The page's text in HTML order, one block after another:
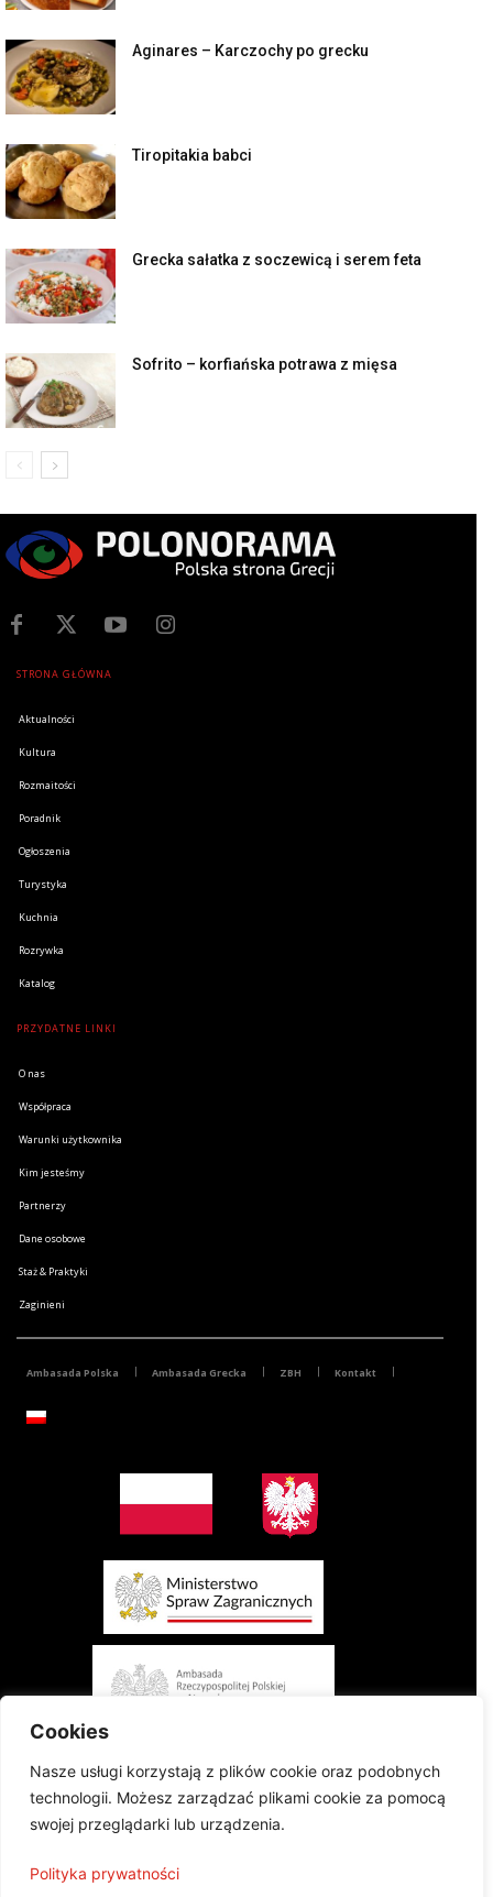
Cookies
Nasze usługi korzystają z plików cookie oraz podobnych
technologii. Możesz zarządzać plikami cookie za pomocą
swojej przeglądarki lub urządzenia.
Polityka prywatności
Aginares – Karczochy po grecku
Tiropitakia babci
Grecka sałatka z soczewicą i serem feta
Sofrito – korfiańska potrawa z mięsa
STRONA GŁÓWNA
Aktualności
Kultura
Rozmaitości
Poradnik
Ogłoszenia
Turystyka
Kuchnia
Rozrywka
Katalog
PRZYDATNE LINKI
O nas
Współpraca
Warunki użytkownika
Kim jesteśmy
Partnerzy
Dane osobowe
Staż & Praktyki
Zaginieni
Ambasada Polska Ambasada Grecka ZBH Kontakt
Projekt finansowany przez Ministerstwo Spraw Zagranicznych Rzeczypospolitej
Polskiej w konkursie „Polonia i Polacy za Granicą 2024 - Regranting”